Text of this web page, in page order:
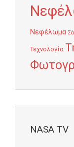
Νεφέλωμα
Τεχνολογία
NASA TV